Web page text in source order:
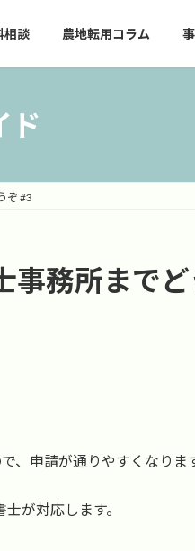
相談 農地転用コラム
ド
ぞ #3
事務所まで
申請が通りやすくなります
が対応します。